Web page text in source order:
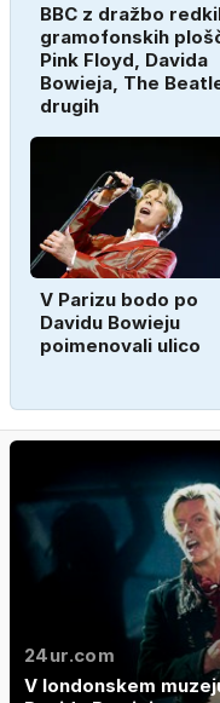
BBC z dražbo
gramofonskih
Pink Floyd, Davida
Bowieja, The
drugih
V Parizu bodo po
Davidu Bowieju
poimenovali ulico
24ur.com
V londonskem